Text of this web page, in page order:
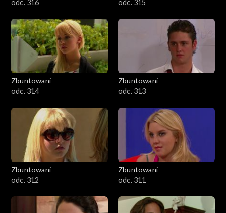
odc. 316
odc. 315
Zbuntowani
odc. 314
Zbuntowani
odc. 313
Zbuntowani
odc. 312
Zbuntowani
odc. 311